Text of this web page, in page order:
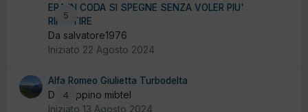
5
ERA IN CODA SI SPEGNE SENZA VOLER PIU'
RIPARTIRE
Da salvatore1976
Iniziato 22 Agosto 2024
4
Alfa Romeo Giulietta Turbodelta
Da peppino mibtel
Iniziato 13 Agosto 2024